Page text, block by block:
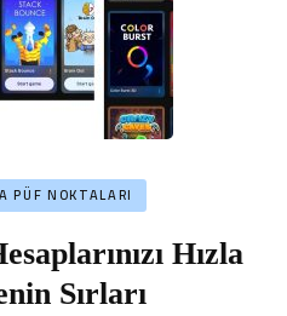
PÜF NOKTALARI
Hızla
Sırları